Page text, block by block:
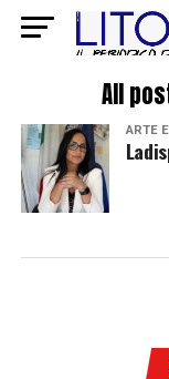
All
ARTE